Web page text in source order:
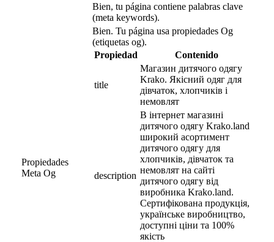
Bien, tu página contiene palabras clave
(meta keywords).
Propiedades
Meta Og
Bien. Tu página usa propiedades Og
(etiquetas og).
Propiedad
Contenido
title
Магазин дитячого одягу
Krako. Якісний одяг для
дівчаток, хлопчиків і
немовлят
description
В інтернет магазині
дитячого одягу Krako.land
широкий асортимент
дитячого одягу для
хлопчиків, дівчаток та
немовлят на сайті
дитячого одягу від
виробника Krako.land.
Сертифікована продукція,
українське виробництво,
доступні ціни та 100%
якість